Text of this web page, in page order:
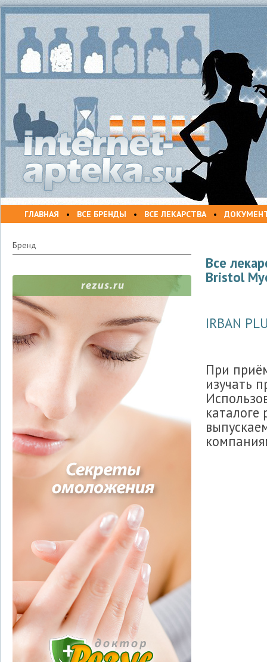
ГЛАВНАЯ • ВСЕ БРЕНДЫ • ВСЕ ЛЕКАРСТВА•
Бренд
Все
Bristol
IRBAN
При
изучать